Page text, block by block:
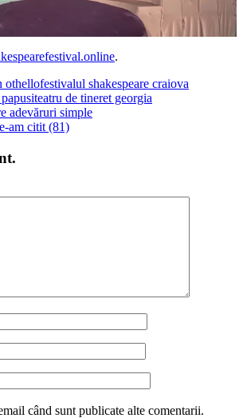
.
othellofestivalul shakespeare craiova
teatru de tineret georgia
adevăruri simple
am citit (81)
când sunt publicate alte comentarii.